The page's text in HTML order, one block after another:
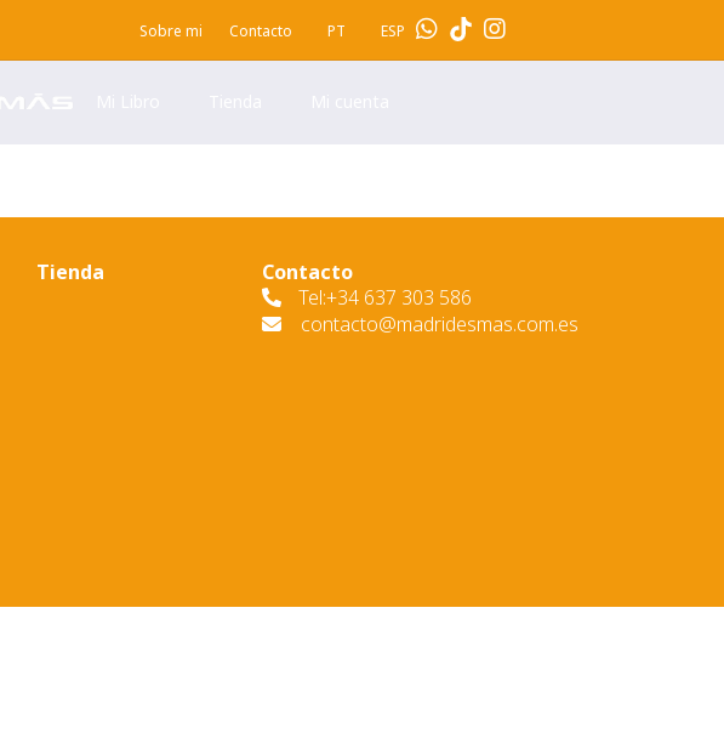
Sobre mi Contacto PT ESP
Tienda
Contacto
Tel:+34 637 303 586
contacto@madridesmas.com.es